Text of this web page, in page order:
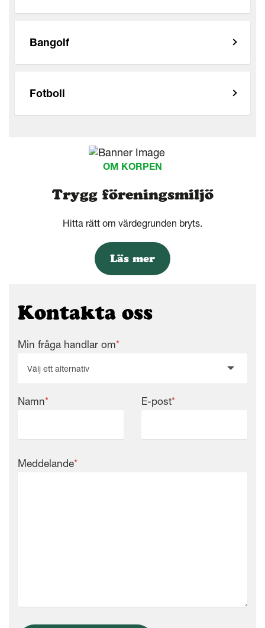
Bangolf
Fotboll
OM KORPEN
Trygg föreningsmiljö
Hitta rätt om värdegrunden bryts.
Läs mer
Kontakta oss
Min fråga handlar om*
Välj ett alternativ
Namn* E-post*
Meddelande*